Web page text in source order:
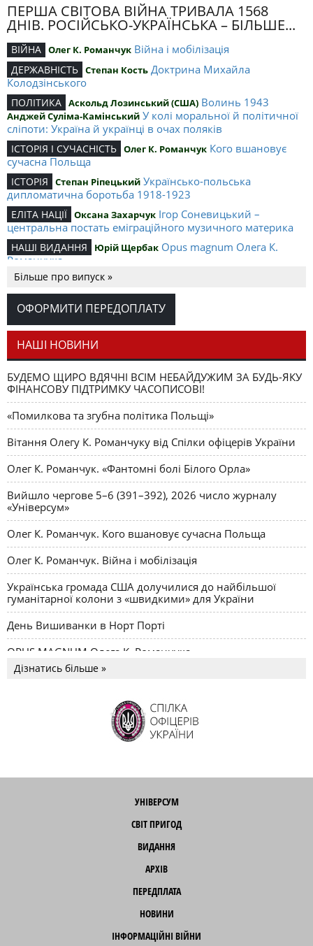
ПЕРША СВІТОВА ВІЙНА ТРИВАЛА 1568
ДНІВ. РОСІЙСЬКО-УКРАЇНСЬКА – БІЛЬШЕ...
ВІЙНА Олег К. Романчук Війна і мобілізація
ДЕРЖАВНІСТЬ Степан Кость Доктрина Михайла
Колодзінського
ПОЛІТИКА Аскольд Лозинський (США) Волинь 1943
Анджей Суліма-Камінський У колі моральної й політичної
сліпоти: Україна й українці в очах поляків
ІСТОРІЯ І СУЧАСНІСТЬ Олег К. Романчук Кого вшановує
сучасна Польща
ІСТОРІЯ Степан Ріпецький Українсько-польська
дипломатична боротьба 1918-1923
ЕЛІТА НАЦІЇ Оксана Захарчук Ігор Соневицький –
центральна постать еміграційного музичного материка
НАШІ ВИДАННЯ Юрій Щербак Opus magnum Олега К.
Романчука
РЕЦЕНЗІЇ Петро Іванишин
Романчука
СЛОВО РЕДАКЦІЙНЕ Олег К. Романчук
як уособлення української політстратегії й тактики
Більше про випуск »
ОФОРМИТИ ПЕРЕДОПЛАТУ
НАШІ НОВИНИ
БУДЕМО ЩИРО ВДЯЧНІ ВСІМ НЕБАЙДУЖИМ ЗА БУДЬ-ЯКУ
ФІНАНСОВУ ПІДТРИМКУ ЧАСОПИСОВІ!
«Помилкова та згубна політика Польщі»
Вітання Олегу К. Романчуку від Спілки офіцерів України
Олег К. Романчук. «Фантомні болі Білого Орла»
Вийшло чергове 5–6 (391–392), 2026 число журналу
«Універсум»
Олег К. Романчук. Кого вшановує сучасна Польща
Олег К. Романчук. Війна і мобілізація
Українська громада США долучилися до найбільшої
гуманітарної колони з «швидкими» для України
День Вишиванки в Норт Порті
OPUS MAGNUM Олега К. Романчука
Дізнатись більше »
УНІВЕРСУМ
СВІТ ПРИГОД
ВИДАННЯ
АРХІВ
ПЕРЕДПЛАТА
НОВИНИ
ІНФОРМАЦІЙНІ ВІЙНИ